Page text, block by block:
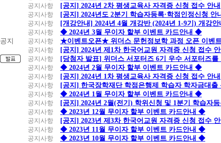
공지사항
[공지] 2024년 2차 평생교육사 자격증 신청 접수 안내
공지사항
[공지] 2024년도 2분기 학습자등록·학점인정신청 안
공지사항
[개강안내] 2024년 4월 개강반 (2024년 1-9기) 개강안
공지사항
◆ 2024년 3월 무이자 할부 이벤트 카드안내 ◆
공지
공지사항
★이벤트오픈★ 위더스 문헌정보학 과정 오픈 이벤
공지사항
[공지] 2024년 제1차 한국어교원 자격증 신청 접수
공지사항
[당첨자 발표] 위더스 서포터즈 6기 우수 서포터즈를
공지사항
◆ 2024년 2월 무이자 할부 이벤트 카드안내 ◆
공지사항
[공지] 2024년 1차 평생교육사 자격증 신청 접수 안내
공지사항
[공지] 한국장학재단 학점은행제 학습자 학자금대출
공지사항
◆ 2024년 1월 무이자 할부 이벤트 카드안내 ◆
공지사항
[공지] 2024년 2월(전기) 학위신청 및 1분기 학습자
공지사항
◆ 2023년 12월 무이자 할부 이벤트 카드안내 ◆
공지사항
[공지] 2023년 제3차 한국어교원 자격증 신청 접수
공지사항
◆ 2023년 11월 무이자 할부 이벤트 카드안내 ◆
공지사항
◆ 2023년 10월 무이자 할부 이벤트 카드안내 ◆